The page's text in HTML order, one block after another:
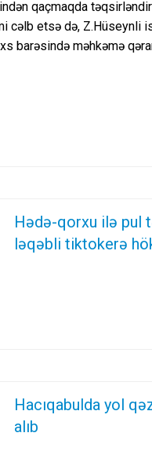
qaçmaqda
etsə də, Z.Hüseynli
barəsində məhkəmə
Hədə-qorxu ilə pul
ləqəbli tiktokerə
Hacıqabulda yol
alıb